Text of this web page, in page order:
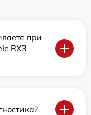
при
RX3